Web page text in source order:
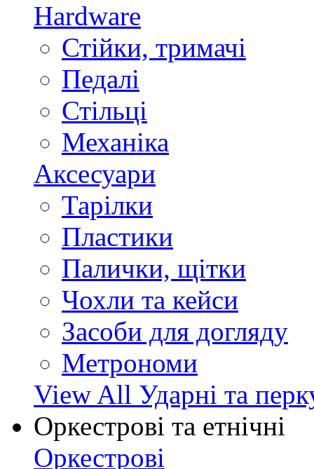
Hardware
Стійки, тримачі
Педалі
Стільці
Механіка
Аксесуари
Тарілки
Пластики
Палички, щітки
Чохли та кейси
Засоби для догляду
Метрономи
View All Ударні та
Оркестрові та етнічні
Оркестрові